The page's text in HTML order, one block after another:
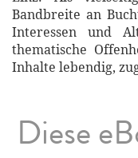
Bandbreite an
Interessen und
thematische
Inhalte lebendig,
Diese